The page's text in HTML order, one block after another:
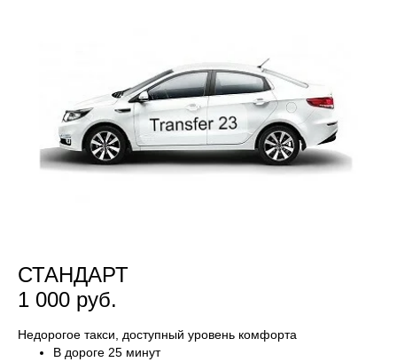
СТАНДАРТ
1 000 руб.
Недорогое такси, доступный уровень комфорта
В дороге 25 минут